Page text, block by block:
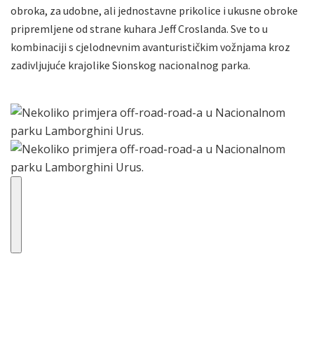
obroka, za udobne, ali jednostavne prikolice i ukusne obroke
pripremljene od strane kuhara Jeff Croslanda. Sve to u
kombinaciji s cjelodnevnim avanturističkim vožnjama kroz
zadivljujuće krajolike Sionskog nacionalnog parka.